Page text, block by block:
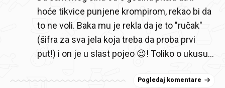
hoće tikvice punjene krompirom, rekao bi da
to ne voli. Baka mu je rekla da je to "ručak"
(šifra za sva jela koja treba da proba prvi
put!) i on je u slast pojeo 😉! Toliko o ukusu...
Pogledaj komentare